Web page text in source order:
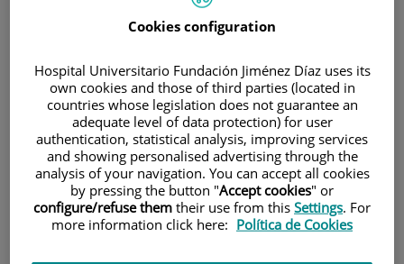
Buscar
Cookies configuration
Hospital Universitario Fundación Jiménez Díaz uses its
own cookies and those of third parties (located in
countries whose legislation does not guarantee an
adequate level of data protection) for user
authentication, statistical analysis, improving services
and showing personalised advertising through the
analysis of your navigation. You can accept all cookies
by pressing the button "Accept cookies" or
configure/refuse them their use from this Settings. For
more information click here: Política de Cookies